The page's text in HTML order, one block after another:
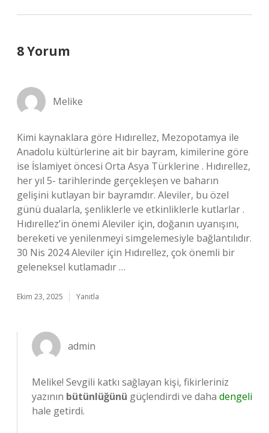
8 Yorum
Melike
Kimi kaynaklara göre Hıdırellez, Mezopotamya ile
Anadolu kültürlerine ait bir bayram, kimilerine göre
ise İslamiyet öncesi Orta Asya Türklerine . Hıdırellez,
her yıl 5- tarihlerinde gerçekleşen ve baharın
gelişini kutlayan bir bayramdır. Aleviler, bu özel
günü dualarla, şenliklerle ve etkinliklerle kutlarlar .
Hıdırellez’in önemi Aleviler için, doğanın uyanışını,
bereketi ve yenilenmeyi simgelemesiyle bağlantılıdır.
30 Nis 2024 Aleviler için Hıdırellez, çok önemli bir
geleneksel kutlamadır …
Ekim 23, 2025 Yanıtla
admin
Melike! Sevgili katkı sağlayan kişi, fikirleriniz
yazının bütünlüğünü güçlendirdi ve daha dengeli
hale getirdi.